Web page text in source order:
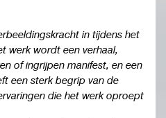
in tijdens het
werk wordt een verhaal,
of ingrijpen manifest, en een
een sterk begrip van de
die het werk oproept